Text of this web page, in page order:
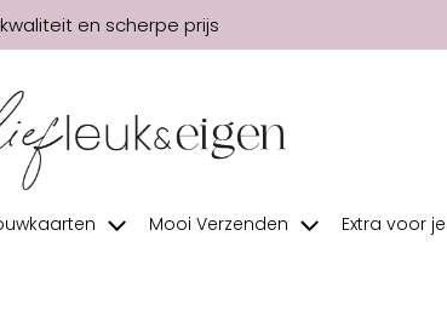
en scherpe prijs
Mooi Verzenden Extra voor